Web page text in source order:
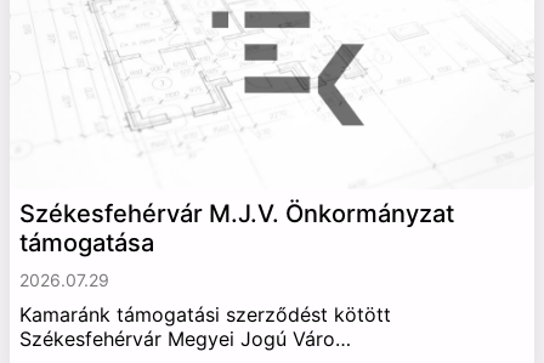
Székesfehérvár M.J.V. Önkormányzat
támogatása
2026.07.29
Kamaránk támogatási szerződést kötött
Székesfehérvár Megyei Jogú Váro…